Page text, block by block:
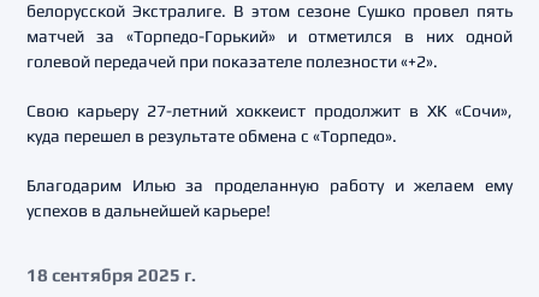
белорусской Экстралиге. В этом сезоне Сушко провел пять
матчей за «Торпедо-Горький» и отметился в них одной
голевой передачей при показателе полезности «+2».
Свою карьеру 27-летний хоккеист продолжит в ХК «Сочи»,
куда перешел в результате обмена с «Торпедо».
Благодарим Илью за проделанную работу и желаем ему
успехов в дальнейшей карьере!
18 сентября 2025 г.